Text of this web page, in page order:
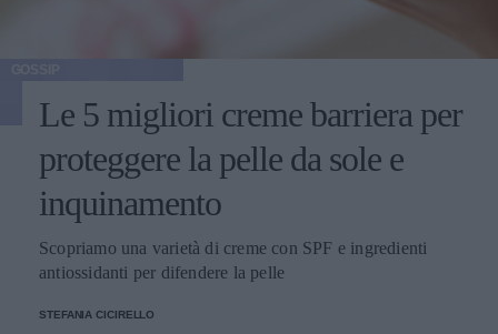
Le 5 migliori creme barriera per
proteggere la pelle da sole e
inquinamento
Scopriamo una varietà di creme con SPF e ingredienti
antiossidanti per difendere la pelle
STEFANIA CICIRELLO